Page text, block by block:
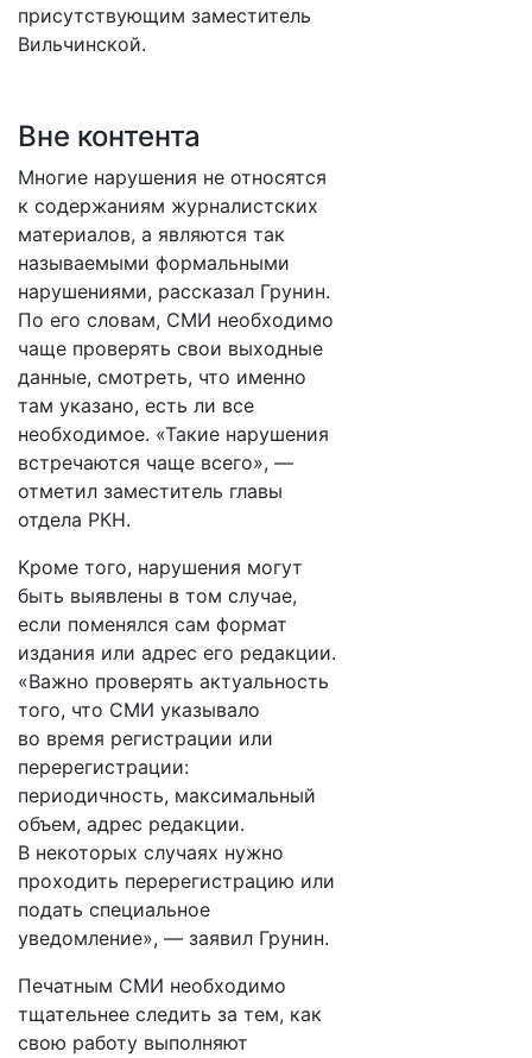
присутствующим заместитель
Вильчинской.
Вне контента
Многие нарушения не относятся
к содержаниям журналистских
материалов, а являются так
называемыми формальными
нарушениями, рассказал Грунин.
По его словам, СМИ необходимо
чаще проверять свои выходные
данные, смотреть, что именно
там указано, есть ли все
необходимое. «Такие нарушения
встречаются чаще всего», —
отметил заместитель главы
отдела РКН.
Кроме того, нарушения могут
быть выявлены в том случае,
если поменялся сам формат
издания или адрес его редакции.
«Важно проверять актуальность
того, что СМИ указывало
во время регистрации или
перерегистрации:
периодичность, максимальный
объем, адрес редакции.
В некоторых случаях нужно
проходить перерегистрацию или
подать специальное
уведомление», — заявил Грунин.
Печатным СМИ необходимо
тщательнее следить за тем, как
свою работу выполняют